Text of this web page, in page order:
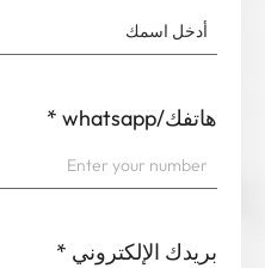
هاتفك/whatsapp *
بريدك الإلكتروني*